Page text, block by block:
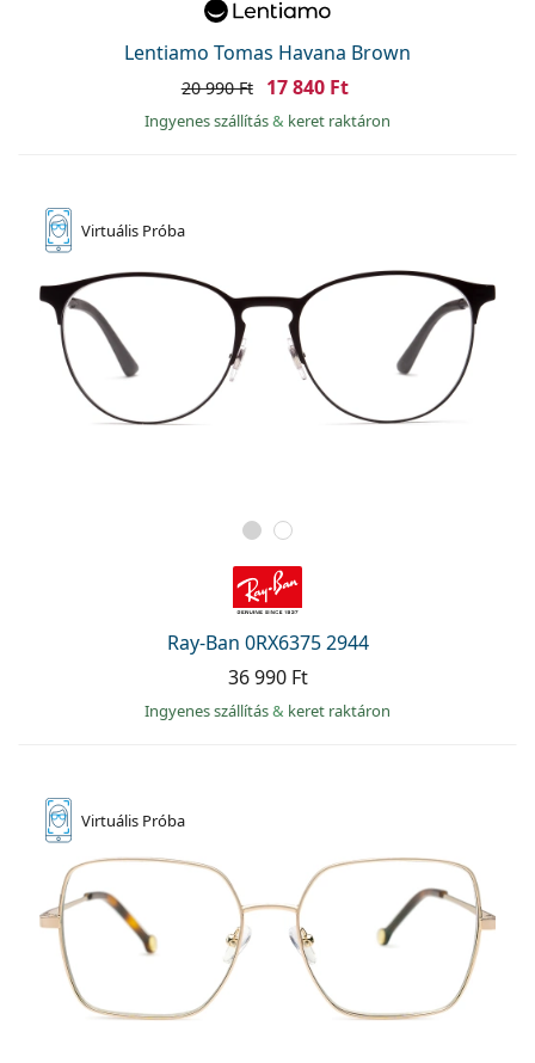
Lentiamo Tomas Havana Brown
20 990 Ft 17 840 Ft
Ingyenes szállítás& keret raktáron
Virtuális Próba
Ray-Ban 0RX6375 2944
36 990 Ft
Ingyenes szállítás& keret raktáron
Virtuális Próba